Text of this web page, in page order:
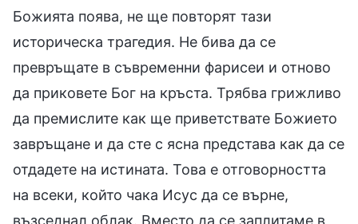
Божията поява, не ще повторят тази
историческа трагедия. Не бива да се
превръщате в съвременни фарисеи и отново
да приковете Бог на кръста. Трябва грижливо
да премислите как ще приветствате Божието
завръщане и да сте с ясна представа как да се
отдадете на истината. Това е отговорността
на всеки, който чака Исус да се върне,
възседнал облак. Вместо да се заплитаме в